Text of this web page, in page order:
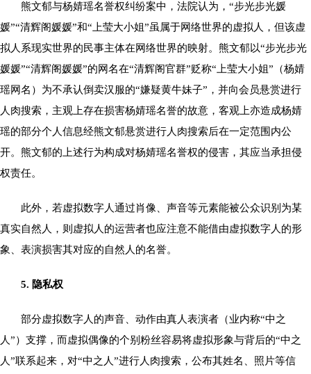
熊文郁与杨婧瑶名誉权纠纷案中，法院认为，“步光步光媛
媛”“清辉阁媛媛”和“上莹大小姐”虽属于网络世界的虚拟人，但该虚
拟人系现实世界的民事主体在网络世界的映射。熊文郁以“步光步光
媛媛”“清辉阁媛媛”的网名在“清辉阁官群”贬称“上莹大小姐”（杨婧
瑶网名）为不承认倒卖汉服的“嫌疑黄牛妹子”，并向会员悬赏进行
人肉搜索，主观上存在损害杨婧瑶名誉的故意，客观上亦造成杨婧
瑶的部分个人信息经熊文郁悬赏进行人肉搜索后在一定范围内公
开。熊文郁的上述行为构成对杨婧瑶名誉权的侵害，其应当承担侵
权责任。
此外，若虚拟数字人通过肖像、声音等元素能被公众识别为某
真实自然人，则虚拟人的运营者也应注意不能借由虚拟数字人的形
象、表演损害其对应的自然人的名誉。
5. 隐私权
部分虚拟数字人的声音、动作由真人表演者（业内称“中之
人”）支撑，而虚拟偶像的个别粉丝容易将虚拟形象与背后的“中之
人”联系起来，对“中之人”进行人肉搜索，公布其姓名、照片等信